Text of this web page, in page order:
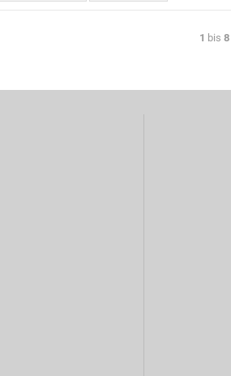
1 bis 8